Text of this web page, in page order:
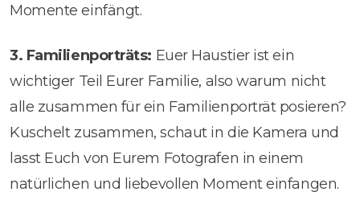
Momente einfängt.
3. Familienporträts: Euer Haustier ist ein
wichtiger Teil Eurer Familie, also warum nicht
alle zusammen für ein Familienporträt posieren?
Kuschelt zusammen, schaut in die Kamera und
lasst Euch von Eurem Fotografen in einem
natürlichen und liebevollen Moment einfangen.